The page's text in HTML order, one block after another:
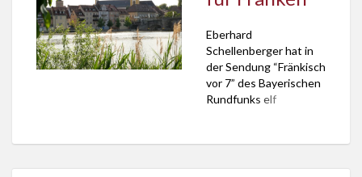
Eberhard
Schellenberger hat in
der Sendung “Fränkisch
vor 7” des Bayerischen
Rundfunks elf
gegeben. Grundlage